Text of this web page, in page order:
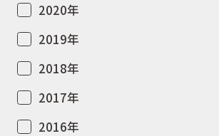
2020年
2019年
2018年
2017年
2016年